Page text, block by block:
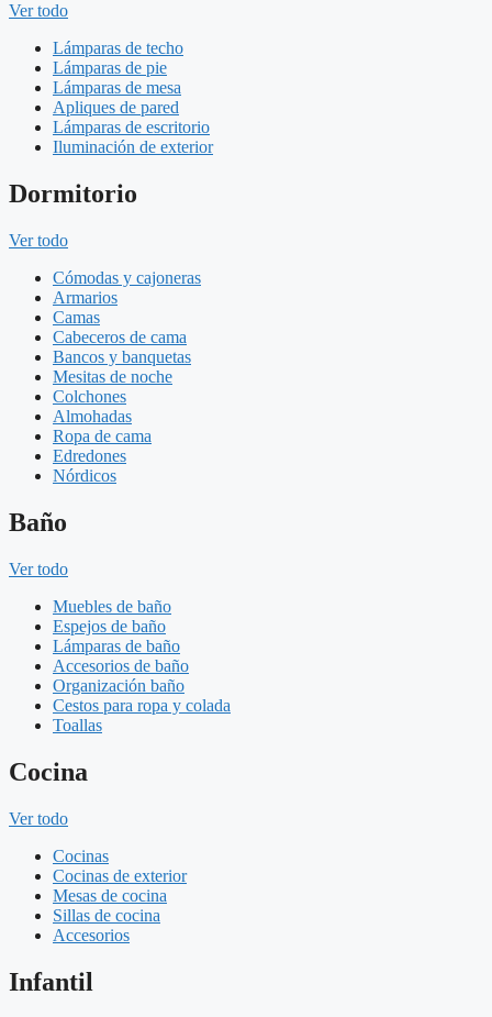
Ver todo
Lámparas de techo
Lámparas de pie
Lámparas de mesa
Apliques de pared
Lámparas de escritorio
Iluminación de exterior
Dormitorio
Ver todo
Cómodas y cajoneras
Armarios
Camas
Cabeceros de cama
Bancos y banquetas
Mesitas de noche
Colchones
Almohadas
Ropa de cama
Edredones
Nórdicos
Baño
Ver todo
Muebles de baño
Espejos de baño
Lámparas de baño
Accesorios de baño
Organización baño
Cestos para ropa y colada
Toallas
Cocina
Ver todo
Cocinas
Cocinas de exterior
Mesas de cocina
Sillas de cocina
Accesorios
Infantil